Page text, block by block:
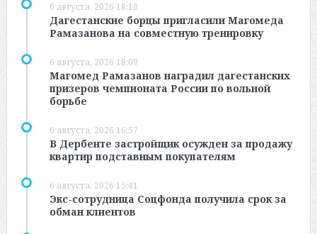
6 августа, 2026 18:10
Дагестанские борцы пригласили Магомеда
Рамазанова на совместную тренировку
6 августа, 2026 18:09
Магомед Рамазанов наградил дагестанских
призеров чемпионата России по вольной
борьбе
6 августа, 2026 16:57
В Дербенте застройщик осужден за продажу
квартир подставным покупателям
6 августа, 2026 15:41
Экс-сотрудница Соцфонда получила срок за
обман клиентов